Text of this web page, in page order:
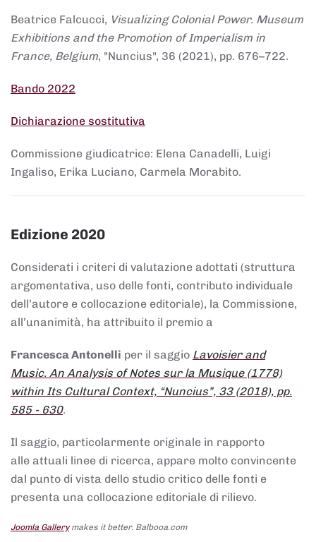
Beatrice Falcucci, Visualizing Colonial Power. Museum
Exhibitions and the Promotion of Imperialism in
France, Belgium, "Nuncius", 36 (2021), pp. 676–722.
Bando 2022
Dichiarazione sostitutiva
Commissione giudicatrice: Elena Canadelli, Luigi
Ingaliso, Erika Luciano, Carmela Morabito.
Edizione 2020
Considerati i criteri di valutazione adottati (struttura
argomentativa, uso delle fonti, contributo individuale
dell’autore e collocazione editoriale), la Commissione,
all’unanimità, ha attribuito il premio a
Francesca Antonelli per il saggio Lavoisier and
Music. An Analysis of Notes sur la Musique (1778)
within Its Cultural Context, “Nuncius”, 33 (2018), pp.
585 - 630.
Il saggio, particolarmente originale in rapporto
alle attuali linee di ricerca, appare molto convincente
dal punto di vista dello studio critico delle fonti e
presenta una collocazione editoriale di rilievo.
Joomla Gallerymakes it better. Balbooa.com